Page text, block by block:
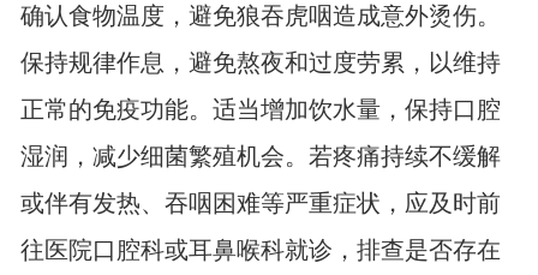
确认食物温度，避免狼吞虎咽造成意外烫伤。
保持规律作息，避免熬夜和过度劳累，以维持
正常的免疫功能。适当增加饮水量，保持口腔
湿润，减少细菌繁殖机会。若疼痛持续不缓解
或伴有发热、吞咽困难等严重症状，应及时前
往医院口腔科或耳鼻喉科就诊，排查是否存在